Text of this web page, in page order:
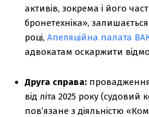
активів, зокрема і його
бронетехніка»,
році, Апеляційна палата
адвокатам оскаржити
Друга справа:
від літа 2025 року (судовий
пов’язане з діяльністю